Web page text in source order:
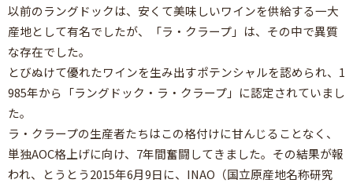
以前のラングドックは、安くて美味しいワインを供給する一大
産地として有名でしたが、「ラ・クラープ」は、その中で異質
な存在でした。
とびぬけて優れたワインを生み出すポテンシャルを認められ、1
985年から「ラングドック・ラ・クラープ」に認定されていまし
た。
ラ・クラープの生産者たちはこの格付けに甘んじることなく、
単独AOC格上げに向け、7年間奮闘してきました。その結果が報
われ、とうとう2015年6月9日に、INAO（国立原産地名称研究